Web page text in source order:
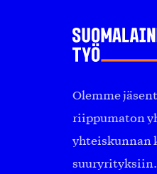
Olemme
riippumaton
yhteiskunnan
suuryrityksiin.